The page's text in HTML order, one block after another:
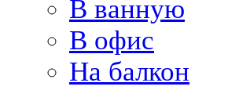
В ванную
В офис
На балкон